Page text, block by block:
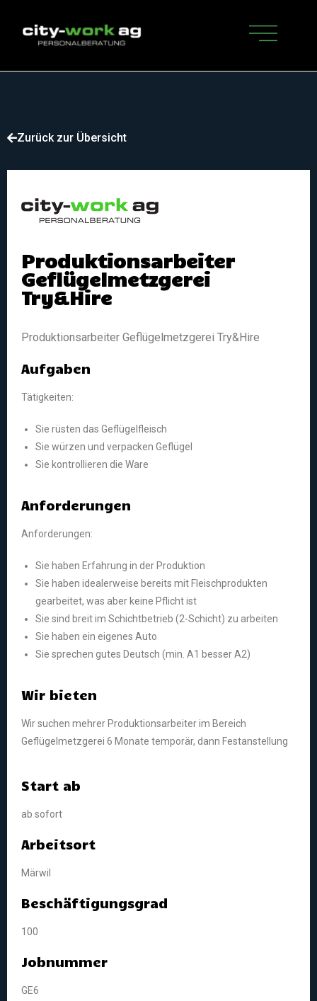
Zurück zur Übersicht
Produktionsarbeiter
Geflügelmetzgerei
Try&Hire
Produktionsarbeiter Geflügelmetzgerei Try&Hire
Aufgaben
Tätigkeiten:
Sie rüsten das Geflügelfleisch
Sie würzen und verpacken Geflügel
Sie kontrollieren die Ware
Anforderungen
Anforderungen:
Sie haben Erfahrung in der Produktion
Sie haben idealerweise bereits mit Fleischprodukten
gearbeitet, was aber keine Pflicht ist
Sie sind breit im Schichtbetrieb (2-Schicht) zu arbeiten
Sie haben ein eigenes Auto
Sie sprechen gutes Deutsch (min. A1 besser A2)
Wir bieten
Wir suchen mehrer Produktionsarbeiter im Bereich
Geflügelmetzgerei 6 Monate temporär, dann Festanstellung
Start ab
ab sofort
Arbeitsort
Märwil
Beschäftigungsgrad
100
Jobnummer
GE6